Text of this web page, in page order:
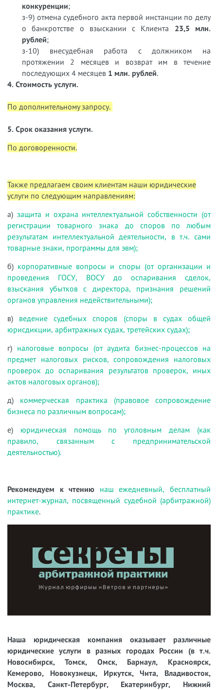
конкуренции;
з-9) отмена судебного акта первой инстанции по делу
о банкротстве о взыскании с Клиента 23,5 млн.
рублей;
з-10) внесудебная работа с должником на
протяжении 2 месяцев и возврат им в течение
последующих 4 месяцев 1 млн. рублей.
4. Стоимость услуги.
По дополнительному запросу.
5. Срок оказания услуги.
По договоренности.
Также предлагаем своим клиентам наши юридические
услуги по следующим направлениям:
а) защита и охрана интеллектуальной собственности (от
регистрации товарного знака до споров по любым
результатам интеллектуальной деятельности, в т.ч. сами
товарные знаки, программы для эвм);
б) корпоративные вопросы и споры (от организации и
проведения ГОСУ, ВОСУ до оспаривания сделок,
взыскания убытков с директора, признания решений
органов управления недействительными);
в) ведение судебных споров (споры в судах общей
юрисдикции, арбитражных судах, третейских судах);
г) налоговые вопросы (от аудита бизнес-процессов на
предмет налоговых рисков, сопровождения налоговых
проверок до оспаривания результатов проверок, иных
актов налоговых органов);
д) коммерческая практика (правовое сопровождение
бизнеса по различным вопросам);
е) юридическая помощь по уголовным делам (как
правило, связанным с предпринимательской
деятельностью).
Рекомендуем к чтению наш ежедневный, бесплатный
интернет-журнал, посвященный судебной (арбитражной)
практике.
Наша юридическая компания оказывает различные
юридические услуги в разных городах России (в т.ч.
Новосибирск, Томск, Омск, Барнаул, Красноярск,
Кемерово, Новокузнецк, Иркутск, Чита, Владивосток,
Москва, Санкт-Петербург, Екатеринбург, Нижний